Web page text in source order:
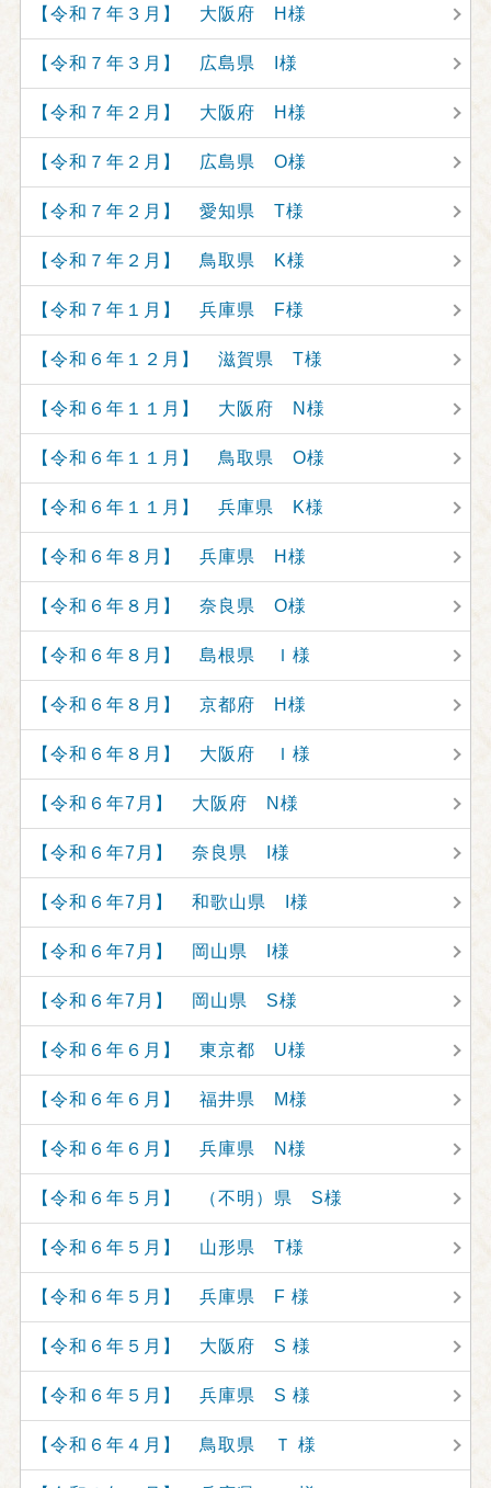
【令和７年３月】 大阪府 H様
【令和７年３月】 広島県 I様
【令和７年２月】 大阪府 H様
【令和７年２月】 広島県 O様
【令和７年２月】 愛知県 T様
【令和７年２月】 鳥取県 K様
【令和７年１月】 兵庫県 F様
【令和６年１２月】 滋賀県 T様
【令和６年１１月】 大阪府 N様
【令和６年１１月】 鳥取県 O様
【令和６年１１月】 兵庫県 K様
【令和６年８月】 兵庫県 H様
【令和６年８月】 奈良県 O様
【令和６年８月】 島根県 Ｉ様
【令和６年８月】 京都府 H様
【令和６年８月】 大阪府 Ｉ様
【令和６年7月】 大阪府 N様
【令和６年7月】 奈良県 I様
【令和６年7月】 和歌山県 I様
【令和６年7月】 岡山県 I様
【令和６年7月】 岡山県 S様
【令和６年６月】 東京都 U様
【令和６年６月】 福井県 M様
【令和６年６月】 兵庫県 N様
【令和６年５月】 （不明）県 S様
【令和６年５月】 山形県 T様
【令和６年５月】 兵庫県 F 様
【令和６年５月】 大阪府 S 様
【令和６年５月】 兵庫県 S 様
【令和６年４月】 鳥取県 Ｔ 様